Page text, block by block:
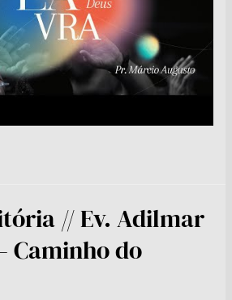
// Ev. Adilmar
Caminho do